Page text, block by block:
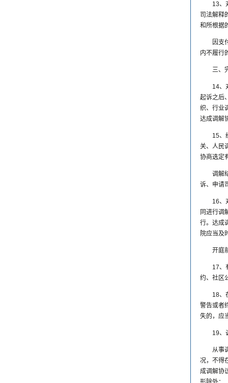
13、
司法解释
和所根据
因支
内不履行
三、
14、
起诉之后
织、行业
达成调解
15、
关、人民
协商选定
调解
诉、申请
16、
同进行调
行。达成
院应当及
开庭
17、
约、社区
18、
警告或者
失的，应
19、
从事
况，不得
成调解协